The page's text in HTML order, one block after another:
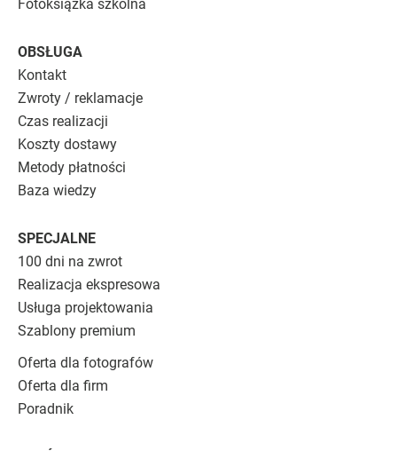
Fotoksiążka szkolna
OBSŁUGA
Kontakt
Zwroty / reklamacje
Czas realizacji
Koszty dostawy
Metody płatności
Baza wiedzy
SPECJALNE
100 dni na zwrot
Realizacja ekspresowa
Usługa projektowania
Szablony premium
Oferta dla fotografów
Oferta dla firm
Poradnik